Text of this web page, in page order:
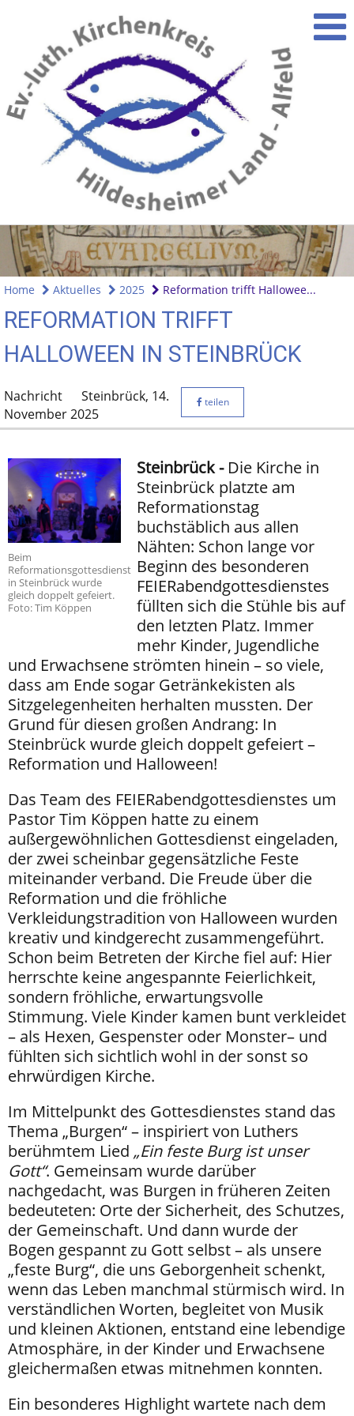
Home Aktuelles 2025 Reformation trifft Hallowee...
REFORMATION TRIFFT
HALLOWEEN IN STEINBRÜCK
Nachricht Steinbrück, 14.
November 2025
teilen
Beim
Reformationsgottesdienst
in Steinbrück wurde
gleich doppelt gefeiert.
Foto: Tim Köppen
Steinbrück -Die Kirche in
Steinbrück platzte am
Reformationstag
buchstäblich aus allen
Nähten: Schon lange vor
Beginn des besonderen
FEIERabendgottesdienstes
füllten sich die Stühle bis auf
den letzten Platz. Immer
mehr Kinder, Jugendliche
und Erwachsene strömten hinein – so viele,
dass am Ende sogar Getränkekisten als
Sitzgelegenheiten herhalten mussten. Der
Grund für diesen großen Andrang: In
Steinbrück wurde gleich doppelt gefeiert –
Reformation und Halloween!
Das Team des FEIERabendgottesdienstes um
Pastor Tim Köppen hatte zu einem
außergewöhnlichen Gottesdienst eingeladen,
der zwei scheinbar gegensätzliche Feste
miteinander verband. Die Freude über die
Reformation und die fröhliche
Verkleidungstradition von Halloween wurden
kreativ und kindgerecht zusammengeführt.
Schon beim Betreten der Kirche fiel auf: Hier
herrschte keine angespannte Feierlichkeit,
sondern fröhliche, erwartungsvolle
Stimmung. Viele Kinder kamen bunt verkleidet
– als Hexen, Gespenster oder Monster– und
fühlten sich sichtlich wohl in der sonst so
ehrwürdigen Kirche.
Im Mittelpunkt des Gottesdienstes stand das
Thema „Burgen“ – inspiriert von Luthers
berühmtem Lied „Ein feste Burg ist unser
Gott“. Gemeinsam wurde darüber
nachgedacht, was Burgen in früheren Zeiten
bedeuteten: Orte der Sicherheit, des Schutzes,
der Gemeinschaft. Und dann wurde der
Bogen gespannt zu Gott selbst – als unsere
„feste Burg“, die uns Geborgenheit schenkt,
wenn das Leben manchmal stürmisch wird. In
verständlichen Worten, begleitet von Musik
und kleinen Aktionen, entstand eine lebendige
Atmosphäre, in der Kinder und Erwachsene
gleichermaßen etwas mitnehmen konnten.
Ein besonderes Highlight wartete nach dem